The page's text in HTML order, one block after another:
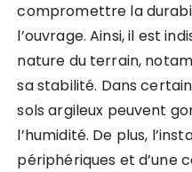
compromettre la
l’ouvrage. Ainsi, il est
nature du terrain,
sa stabilité. Dans
sols argileux peuvent
l’humidité. De plus,
périphériques et d’une